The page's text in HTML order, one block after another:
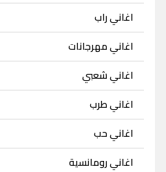
اغاني راب
اغاني مهرجانات
اغاني شعبي
اغاني طرب
اغاني حب
اغاني رومانسية